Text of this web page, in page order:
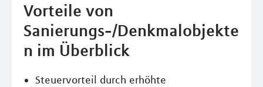
Vorteile von
Sanierungs-/Denkmalobjekte
n im Überblick
Steuervorteil durch erhöhte